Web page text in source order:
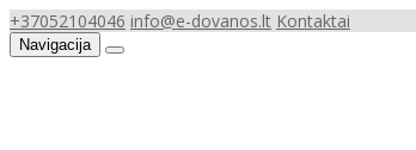
+37052104046 info@e-dovanos.lt Kontaktai
Navigacija